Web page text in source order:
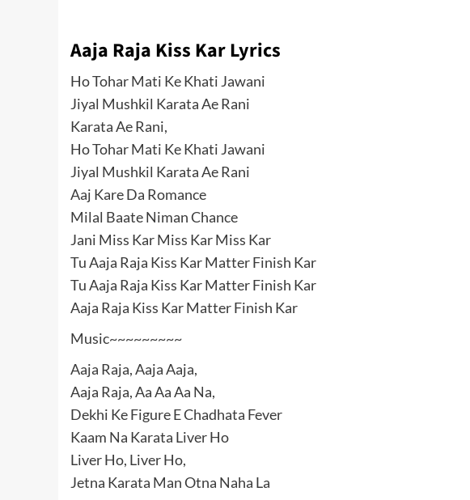
Aaja Raja Kiss Kar Lyrics
Ho Tohar Mati Ke Khati Jawani
Jiyal Mushkil Karata Ae Rani
Karata Ae Rani,
Ho Tohar Mati Ke Khati Jawani
Jiyal Mushkil Karata Ae Rani
Aaj Kare Da Romance
Milal Baate Niman Chance
Jani Miss Kar Miss Kar Miss Kar
Tu Aaja Raja Kiss Kar Matter Finish Kar
Tu Aaja Raja Kiss Kar Matter Finish Kar
Aaja Raja Kiss Kar Matter Finish Kar
Music~~~~~~~~~
Aaja Raja, Aaja Aaja,
Aaja Raja, Aa Aa Aa Na,
Dekhi Ke Figure E Chadhata Fever
Kaam Na Karata Liver Ho
Liver Ho, Liver Ho,
Jetna Karata Man Otna Naha La